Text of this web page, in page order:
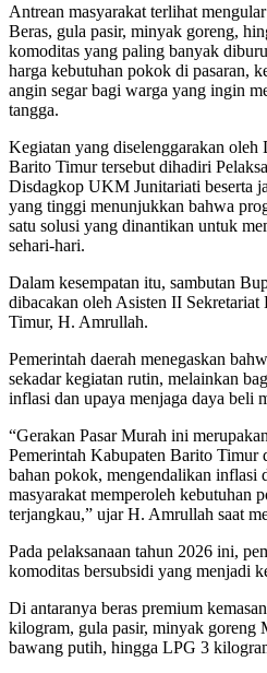
Antrean masyarakat terlihat
Beras, gula pasir, minyak goreng,
komoditas yang paling banyak
harga kebutuhan pokok di pasaran,
angin segar bagi warga yang ingin
tangga.
Kegiatan yang diselenggarakan
Barito Timur tersebut dihadiri
Disdagkop UKM Junitariati beserta
yang tinggi menunjukkan bahwa
satu solusi yang dinantikan untuk
sehari-hari.
Dalam kesempatan itu, sambutan
dibacakan oleh Asisten II
Timur, H. Amrullah.
Pemerintah daerah menegaskan
sekadar kegiatan rutin, melainkan
inflasi dan upaya menjaga daya beli
“Gerakan Pasar Murah ini
Pemerintah Kabupaten Barito Timur
bahan pokok, mengendalikan inflasi
masyarakat memperoleh kebutuhan
terjangkau,” ujar H. Amrullah saat
Pada pelaksanaan tahun 2026 ini,
komoditas bersubsidi yang menjadi
Di antaranya beras premium
kilogram, gula pasir, minyak goreng
bawang putih, hingga LPG 3